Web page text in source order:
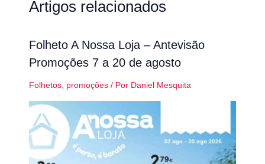
Artigos relacionados
Folheto A Nossa Loja – Antevisão
Promoções 7 a 20 de agosto
Folhetos, promoções/ Por Daniel Mesquita